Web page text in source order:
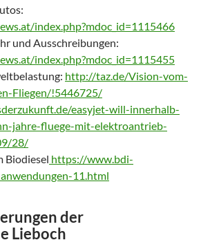
index.php?mdoc_id=1115466
und Ausschreibungen:
index.php?mdoc_id=1115455
http://taz.de/Vision-vom-
Fliegen/!5446725/
easyjet-will-innerhalb-
jahre-fluege-mit-elektroantrieb-
28/
Biodiesel https://www.bdi-
11.html
der
Lieboch